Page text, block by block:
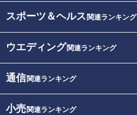
スポーツ＆ヘルス 関連ランキング
ウエディング関連ランキング
通信関連ランキング
小売関連ランキング